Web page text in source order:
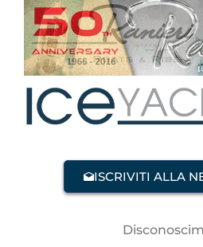
ISCRIVITI ALLA